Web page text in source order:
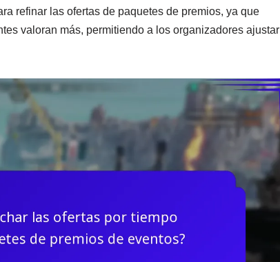
refinar las ofertas de paquetes de premios, ya que
valoran más, permitiendo a los organizadores ajustar